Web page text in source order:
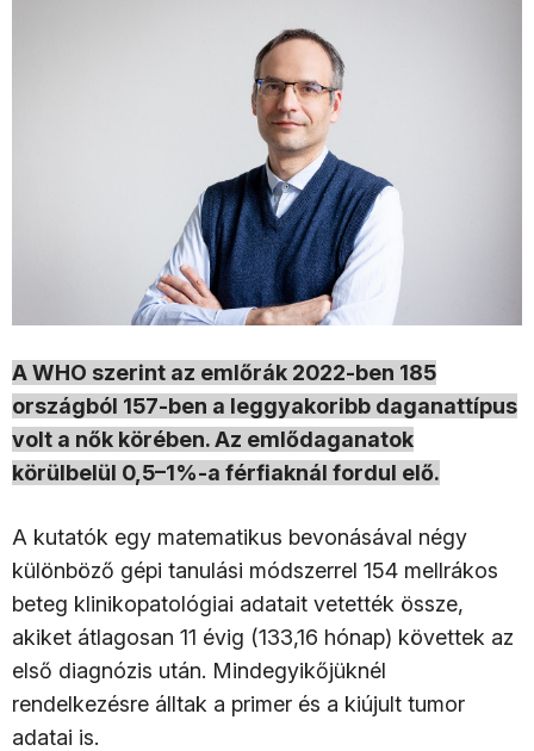
A WHO szerint az emlőrák 2022-ben 185
országból 157-ben a leggyakoribb daganattípus
volt a nők körében. Az emlődaganatok
körülbelül 0,5–1%-a férfiaknál fordul elő.
A kutatók egy matematikus bevonásával négy
különböző gépi tanulási módszerrel 154 mellrákos
beteg klinikopatológiai adatait vetették össze,
akiket átlagosan 11 évig (133,16 hónap) követtek az
első diagnózis után. Mindegyikőjüknél
rendelkezésre álltak a primer és a kiújult tumor
adatai is.